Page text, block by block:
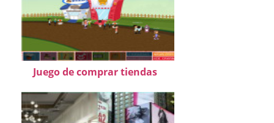
Juego de comprar tiendas